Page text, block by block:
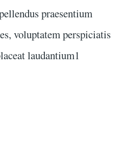
praesentium
voluptatem perspiciatis
laudantium1